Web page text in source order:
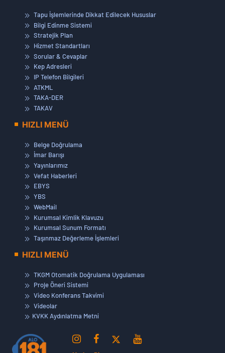
Tapu İşlemlerinde Dikkat Edilecek Hususlar
Bilgi Edinme Sistemi
Stratejik Plan
Hizmet Standartları
Sorular & Cevaplar
Kep Adresleri
IP Telefon Bilgileri
ATKML
TAKA-DER
TAKAV
HIZLI MENÜ
Belge Doğrulama
İmar Barışı
Yayınlarımız
Vefat Haberleri
EBYS
YBS
WebMail
Kurumsal Kimlik Klavuzu
Kurumsal Sunum Formatı
Taşınmaz Değerleme İşlemleri
HIZLI MENÜ
TKGM Otomatik Doğrulama Uygulaması
Proje Öneri Sistemi
Video Konferans Takvimi
Videolar
KVKK Aydınlatma Metni